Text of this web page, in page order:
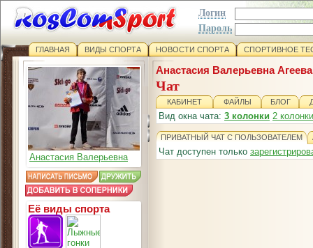
Логин
Пароль
ГЛАВНАЯ ВИДЫ СПОРТА НОВОСТИ СПОРТА СПОРТИВНОЕ
Анастасия Валерьевна
Её виды спорта
Анастасия Валерьевна Агеева
Чат
КАБИНЕТ ФАЙЛЫ БЛОГ
Вид окна чата: 3 колонки 2 колонки
ПРИВАТНЫЙ ЧАТ С ПОЛЬЗОВАТЕЛЕМ
Чат доступен только